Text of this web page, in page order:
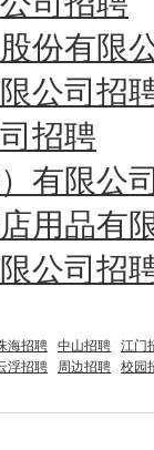
份有限
公司招
招聘
有限公
用品有
公司招
海招聘 中山招聘
江门
浮招聘 周边招聘 校园